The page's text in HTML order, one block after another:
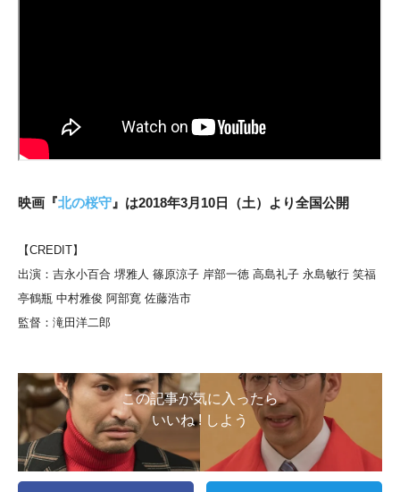
映画『北の桜守 』は2018年3月10日（土）より全国公開
【CREDIT】
出演：吉永小百合 堺雅人 篠原涼子 岸部一徳 高島礼子 永島敏行 笑福
亭鶴瓶 中村雅俊 阿部寛 佐藤浩市
監督：滝田洋二郎
この記事が気に入ったら
いいね ! しよう